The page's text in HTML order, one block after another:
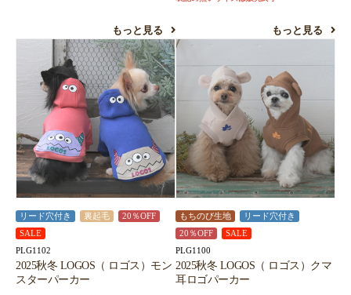
もっと見る もっと見る
リード穴付き 裏起毛
20％OFF
SALE
PLG1102
2025秋冬 LOGOS（ ロゴス）モン
スターパーカー
もちのび生地
リード穴付き
20％OFF
SALE
PLG1100
2025秋冬 LOGOS（ ロゴス）クマ
耳ロゴパーカー